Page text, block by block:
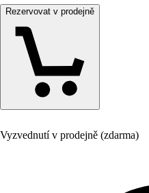
Rezervovat v prodejně
Vyzvednutí v prodejně (zdarma)